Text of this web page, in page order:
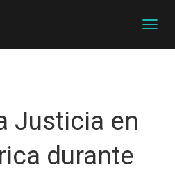
A
Justicia en
durante